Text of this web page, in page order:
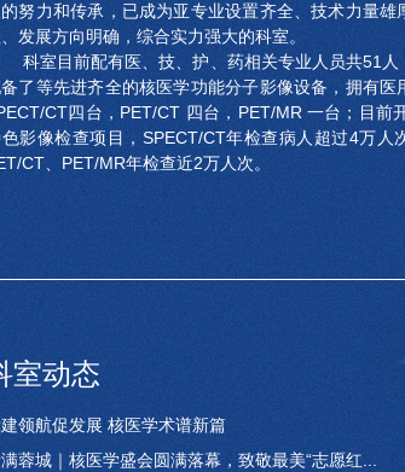
的努力和传承，已成为亚专业设置齐全、技术力量雄
发展方向明确，综合实力强大的科室。
室目前配有医、技、护、药相关专业人员共51人
了等先进齐全的核医学功能分子影像设备，拥有医
CT四台，PET/CT 四台，PET/MR 一台；目前
影像检查项目，SPECT/CT年检查病人超过4万人
CT、PET/MR年检查近2万人次。
室动态
领航促发展 核医学术谱新篇
蓉城｜核医学盛会圆满落幕，致敬最美“志愿红...